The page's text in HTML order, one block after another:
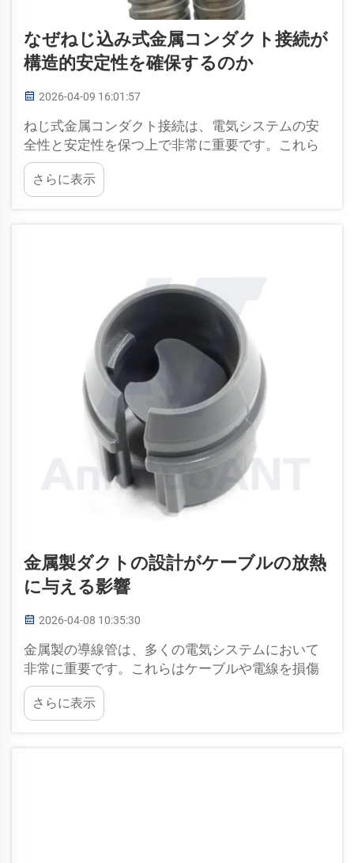
なぜねじ込み式金属コンダクト接続が
構造的安定性を確保するのか
2026-04-09 16:01:57
ねじ式金属コンダクト接続は、電気システムの安
全性と安定性を保つ上で非常に重要です。これら
の接続は全体の構造を支え、内部の電線やケーブ
ルを保護します。優れた電気設備を観察すると、
しばしばそれらの接続が目立ちます…
さらに表示
金属製ダクトの設計がケーブルの放熱
に与える影響
2026-04-08 10:35:30
金属製の導線管は、多くの電気システムにおいて
非常に重要です。これらはケーブルや電線を損傷
から保護します。しかし、単なる保護だけではな
く、熱管理にも役立ちます。ケーブルが電流を流
すと発熱するため、あなたもご存知の通り…
さらに表示